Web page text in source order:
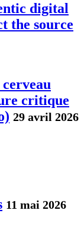
digital
the source
critique
29 avril 2026
11 mai 2026